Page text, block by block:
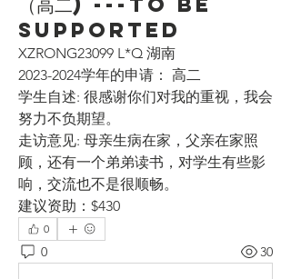
supported
XZRONG23099 L*Q 湖南
2023-2024学年的申请： 高二
学生自述: 很感谢你们对我的重视，我会
努力不负期望。
走访意见: 母亲生病在家，父亲在家照
顾，还有一个弟弟读书，对学生有些影
响，交流也不是很顺畅。
建议资助：$430
0
0 30